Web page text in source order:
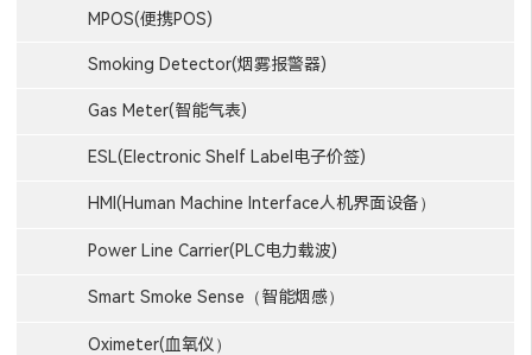
MPOS(便携POS)
Smoking Detector(烟雾报警器)
Gas Meter(智能气表)
ESL(Electronic Shelf Label电子价签)
HMI(Human Machine Interface人机界面设备）
Power Line Carrier(PLC电力载波)
Smart Smoke Sense（智能烟感）
Oximeter(血氧仪）